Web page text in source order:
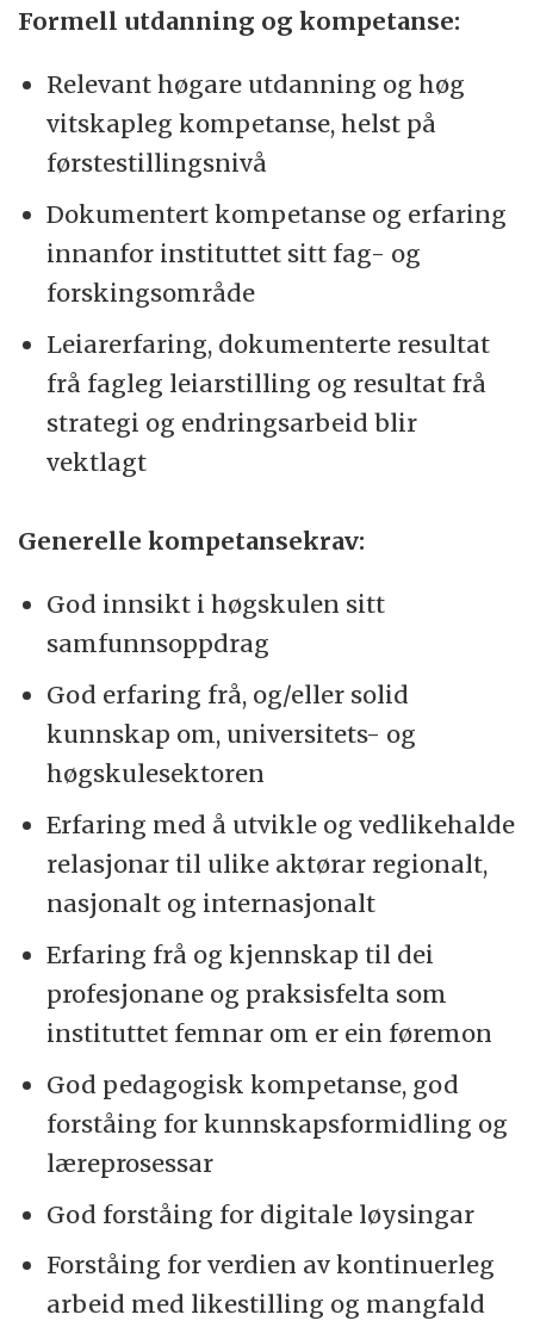
Formell utdanning og kompetanse:
Relevant høgare utdanning og høg
vitskapleg kompetanse, helst på
førstestillingsnivå
Dokumentert kompetanse og erfaring
innanfor instituttet sitt fag- og
forskingsområde
Leiarerfaring, dokumenterte resultat
frå fagleg leiarstilling og resultat frå
strategi og endringsarbeid blir
vektlagt
Generelle kompetansekrav:
God innsikt i høgskulen sitt
samfunnsoppdrag
God erfaring frå, og/eller solid
kunnskap om, universitets- og
høgskulesektoren
Erfaring med å utvikle og vedlikehalde
relasjonar til ulike aktørar regionalt,
nasjonalt og internasjonalt
Erfaring frå og kjennskap til dei
profesjonane og praksisfelta som
instituttet femnar om er ein føremon
God pedagogisk kompetanse, god
forståing for kunnskapsformidling og
læreprosessar
God forståing for digitale løysingar
Forståing for verdien av kontinuerleg
arbeid med likestilling og mangfald